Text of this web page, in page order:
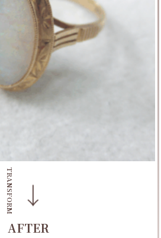
→
TRANSFORM
AFTER